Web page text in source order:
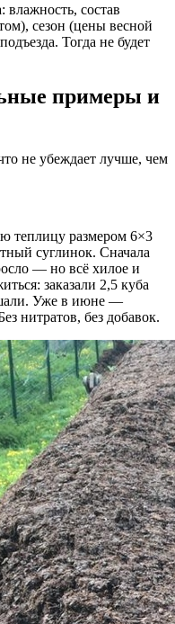
состав
сезон (цены весной
Тогда не будет
примеры и
не убеждает лучше, чем
теплицу размером 6×3
суглинок. Сначала
— но всё хилое и
заказали 2,5 куба
Уже в июне —
нитратов, без добавок.